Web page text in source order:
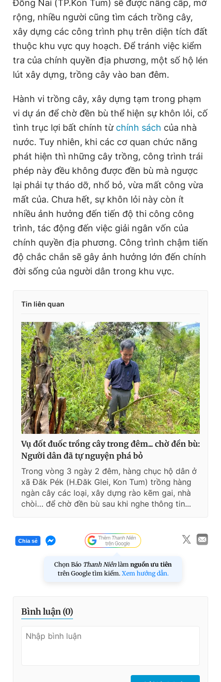
Tổng thư ký tòa soạn: Đức Trung
Giấy phép xuất bản số 110/GP - BTTTT cấp ngày 24.3.2020
© 2003-2026 Bản quyền thuộc về Báo Thanh Niên. Cấm sao
chép dưới mọi hình thức nếu không có sự chấp thuận bằng văn
bản. Phát triển bởi ePi Technologies, JSC.
Đồng Nai (TP.Kon Tum) sẽ được nâng cấp, mở
rộng, nhiều người cũng tìm cách trồng cây,
xây dựng các công trình phụ trên diện tích đất
thuộc khu vực quy hoạch. Để tránh việc kiểm
tra của chính quyền địa phương, một số hộ lén
lút xây dựng, trồng cây vào ban đêm.
Hành vi trồng cây, xây dựng tạm trong phạm
vi dự án để chờ đền bù thể hiện sự khôn lỏi, cố
tình trục lợi bất chính từchính sách của nhà
nước. Tuy nhiên, khi các cơ quan chức năng
phát hiện thì những cây trồng, công trình trái
phép này đều không được đền bù mà ngược
lại phải tự tháo dỡ, nhổ bỏ, vừa mất công vừa
mất của. Chưa hết, sự khôn lỏi này còn ít
nhiều ảnh hưởng đến tiến độ thi công công
trình, tác động đến việc giải ngân vốn của
chính quyền địa phương. Công trình chậm tiến
độ chắc chắn sẽ gây ảnh hưởng lớn đến chính
đời sống của người dân trong khu vực.
Tin liên quan
Vụ đốt đuốc trồng cây trong đêm... chờ đền bù:
Người dân đã tự nguyện phá bỏ
Trong vòng 3 ngày 2 đêm, hàng chục hộ dân ở
xã Đăk Pék (H.Đăk Glei, Kon Tum) trồng hàng
ngàn cây các loại, xây dựng rào kẽm gai, nhà
chòi… để chờ đền bù sau khi nghe thông tin...
Chia sẻ
Chọn Báo Thanh Niên làm nguồn ưu tiên
trên Google tìm kiếm. Xem hướng dẫn.
Bình luận (0)